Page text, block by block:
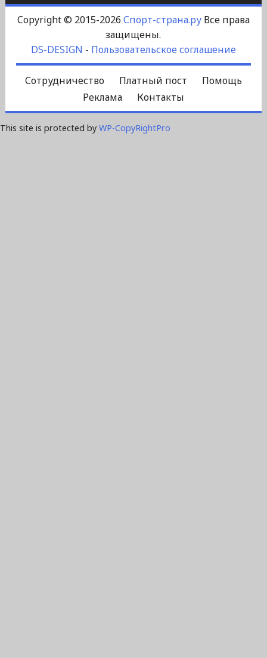
Copyright © 2015-2026 Спорт-страна.руВсе права
защищены.
DS-DESIGN - Пользовательское соглашение
Сотрудничество Платный пост
Помощь
Реклама
Контакты
This site is protected by WP-CopyRightPro